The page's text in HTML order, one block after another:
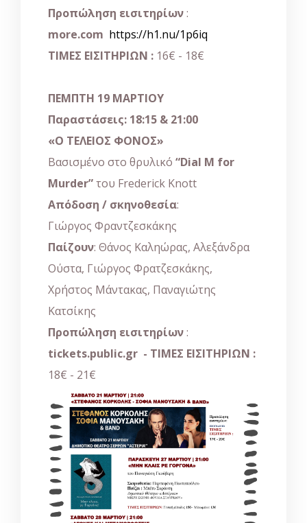
Προπώληση εισιτηρίων:
more.com https://h1.nu/1p6iq
ΤΙΜΕΣ ΕΙΣΙΤΗΡΙΩΝ : 16€ - 18€
ΠΕΜΠΤΗ 19 ΜΑΡΤΙΟΥ
Παραστάσεις: 18:15 & 21:00
«Ο ΤΕΛΕΙΟΣ ΦΟΝΟΣ»
Βασισμένο στο θρυλικό “Dial M for
Murder”του Frederick Knott
Απόδοση / σκηνοθεσία:
Γιώργος Φραντζεσκάκης
Παίζουν: Θάνος Καληώρας, Αλεξάνδρα
Ούστα, Γιώργος Φρατζεσκάκης,
Χρήστος Μάντακας, Παναγιώτης
Κατσίκης
Προπώληση εισιτηρίων:
tickets.public.gr - ΤΙΜΕΣ ΕΙΣΙΤΗΡΙΩΝ :
18€ - 21€